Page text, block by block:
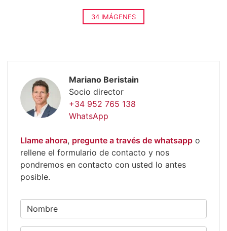
34 IMÁGENES
Mariano Beristain
Socio director
+34 952 765 138
WhatsApp
Llame ahora, pregunte a través de whatsapp o
rellene el formulario de contacto y nos
pondremos en contacto con usted lo antes
posible.